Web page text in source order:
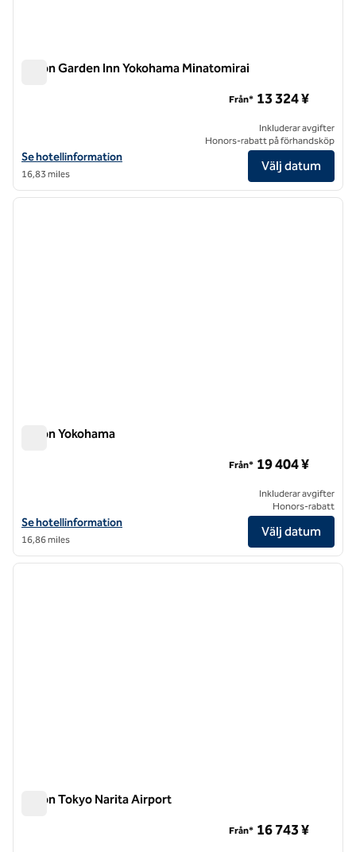
Hilton Garden Inn Yokohama Minatomirai
Visa hotelluppgifter för Hilton Garden Inn Yokohama Minatomirai
Se hotellinformation
16,83 miles
Från* 13 324 ¥
Inkluderar avgifter
Honors-rabatt på förhandsköp
Välj datum
1/12
1 av 12
nästa
Hilton Yokohama
Visa hotelluppgifter för Hilton Yokohama
Se hotellinformation
16,86 miles
Från* 19 404 ¥
Inkluderar avgifter
Honors-rabatt
Välj datum
1/12
1 av 12
nästa
Hilton Tokyo Narita Airport
Från* 16 743 ¥